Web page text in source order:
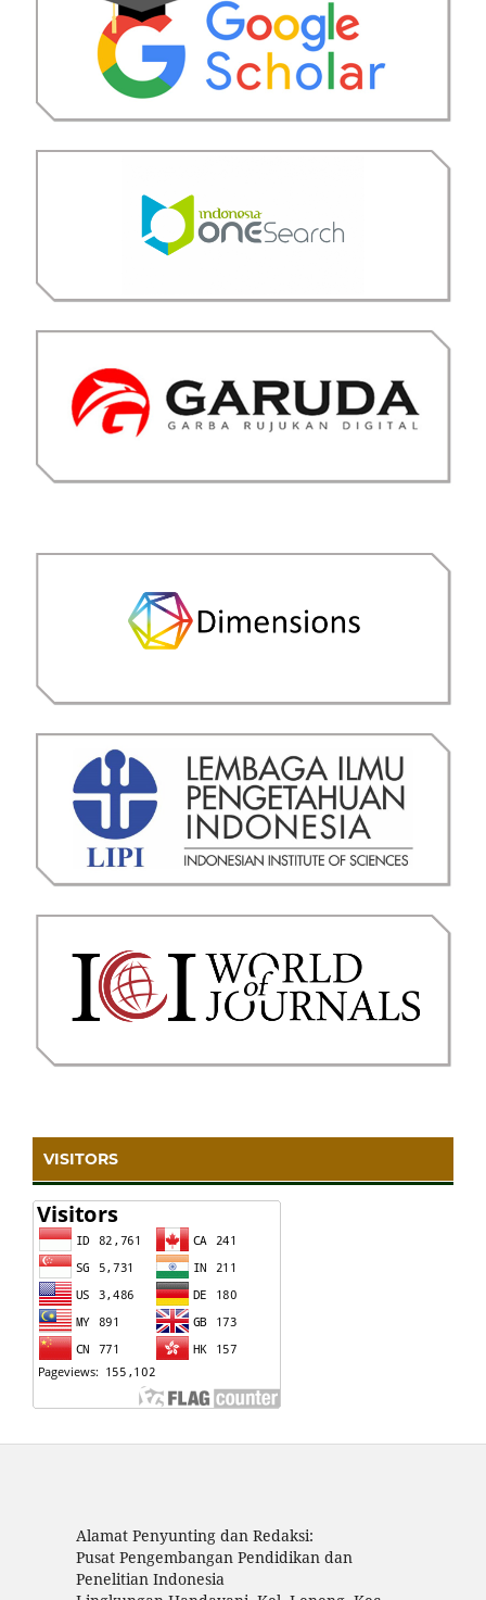
VISITORS
Alamat Penyunting dan Redaksi:
Pusat Pengembangan Pendidikan dan
Penelitian Indonesia